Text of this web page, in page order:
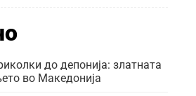
до депонија: златната
во Македонија